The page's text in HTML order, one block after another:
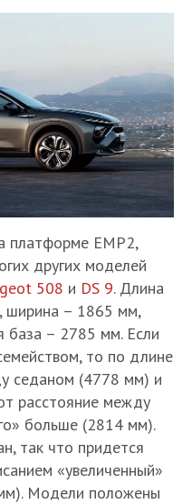
платформе EMP2,
других моделей
508 и DS 9. Длина
ширина – 1865 мм,
база – 2785 мм. Если
то по длине
седаном (4778 мм) и
расстояние между
больше (2814 мм).
так что придется
«увеличенный»
Модели положены